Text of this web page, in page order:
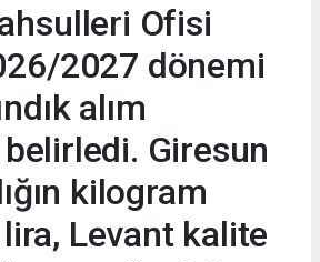
Ofisi
2027 dönemi
alım
belirledi. Giresun
kilogram
Levant kalite